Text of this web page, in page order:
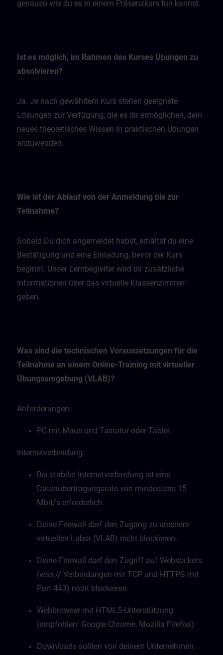
genauso wie du es in einem Präsenzkurs tun kannst.
Ist es möglich, im Rahmen des Kurses Übungen zu
absolvieren?
Ja. Je nach gewähltem Kurs stehen geeignete
Lösungen zur Verfügung, die es dir ermöglichen, dein
neues theoretisches Wissen in praktischen Übungen
anzuwenden.
Wie ist der Ablauf von der Anmeldung bis zur
Teilnahme?
Sobald Du dich angemeldet habst, erhältst du eine
Bestätigung und eine Einladung, bevor der Kurs
beginnt. Unser Lernbegleiter wird dir zusätzliche
Informationen über das virtuelle Klassenzimmer
geben.
Was sind die technischen Voraussetzungen für die
Teilnahme an einem Online-Training mit virtueller
Übungsumgebung (VLAB)?
Anforderungen:
PC mit Maus und Tastatur oder Tablet
Internetverbindung:
Bei stabiler Internetverbindung ist eine
Datenübertragungsrate von mindestens 15
Mbit/s erforderlich.
Deine Firewall darf den Zugang zu unserem
virtuellen Labor (VLAB) nicht blockieren.
Deine Firewall darf den Zugriff auf Websockets
(wss:// Verbindungen mit TCP und HTTPS mit
Port 443) nicht blockieren.
Webbrowser mit HTML5-Unterstützung
(empfohlen: Google Chrome, Mozilla Firefox)
Downloads sollten von deinem Unternehmen